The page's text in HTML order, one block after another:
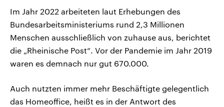
Im Jahr 2022 arbeiteten laut Erhebungen des
Bundesarbeitsministeriums rund 2,3 Millionen
Menschen ausschließlich von zuhause aus, berichtet
die „Rheinische Post“. Vor der Pandemie im Jahr 2019
waren es demnach nur gut 670.000.
Auch nutzten immer mehr Beschäftigte gelegentlich
das Homeoffice, heißt es in der Antwort des